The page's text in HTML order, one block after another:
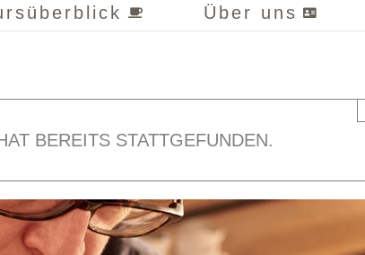
Über uns
BEREITS STATTGEFUNDEN.